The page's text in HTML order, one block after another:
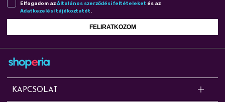
Elfogadom azÁl­ta­lá­nos szer­ző­dé­si fel­té­te­le­ket és az
Adat­ke­ze­lé­si tá­jé­koz­ta­tót.
FELIRATKOZOM
KAPCSOLAT